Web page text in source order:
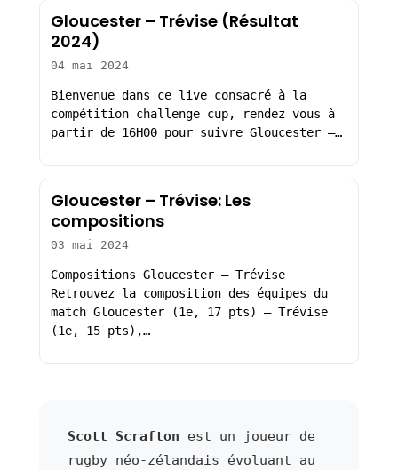
Gloucester – Trévise (Résultat
2024)
04 mai 2024
Bienvenue dans ce live consacré à la
compétition challenge cup, rendez vous à
partir de 16H00 pour suivre Gloucester –…
Gloucester – Trévise: Les
compositions
03 mai 2024
Compositions Gloucester – Trévise
Retrouvez la composition des équipes du
match Gloucester (1e, 17 pts) – Trévise
(1e, 15 pts),…
Scott Scrafton est un joueur de
rugby néo-zélandais évoluant au